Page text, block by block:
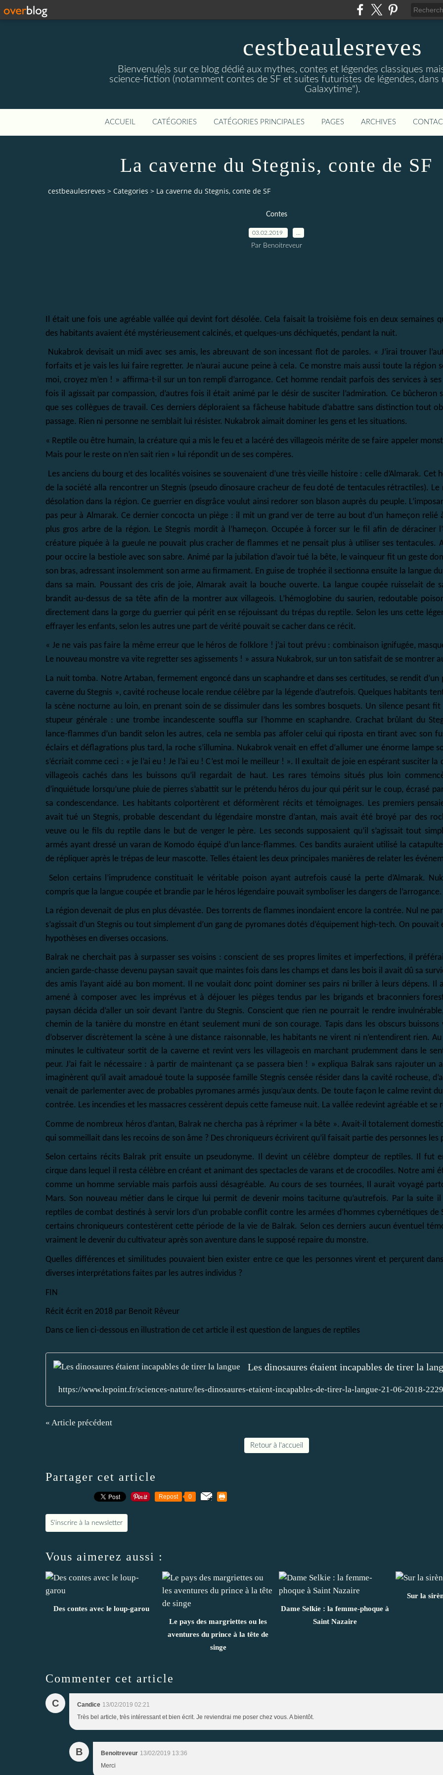
cestbeaulesreves
Bienvenu(e)s sur ce blog dédié aux mythes, contes et légendes classiques
science-fiction (notamment contes de SF et suites futuristes de légendes, dans
Galaxytime").
ACCUEIL CATÉGORIES CATÉGORIES PRINCIPALES PAGES ARCHIVES
La caverne du Stegnis, conte de SF
cestbeaulesreves > Categories > La caverne du Stegnis, conte de SF
Contes
03.02.2019
Par Benoitreveur
Il était une fois une agréable vallée qui devint fort désolée. Cela faisait la troisième fois en deux semaines
des habitants avaient été mystérieusement calcinés, et quelques-uns déchiquetés, pendant la nuit.
Nukabrok devisait un midi avec ses amis, les abreuvant de son incessant flot de paroles. « J’irai trouver
forfaits et je vais les lui faire regretter. Je n’aurai aucune peine à cela. Ce monstre mais aussi toute la région
moi, croyez m’en ! » affirma-t-il sur un ton rempli d’arrogance. Cet homme rendait parfois des services à
fois il agissait par compassion, d’autres fois il était animé par le désir de susciter l’admiration. Ce bûcheron
que ses collègues de travail. Ces derniers déploraient sa fâcheuse habitude d’abattre sans distinction tout
passage. Rien ni personne ne semblait lui résister. Nukabrok aimait dominer les gens et les situations.
« Reptile ou être humain, la créature qui a mis le feu et a lacéré des villageois mérite de se faire appeler
Mais pour le reste on n’en sait rien » lui répondit un de ses compères.
Les anciens du bourg et des localités voisines se souvenaient d’une très vieille histoire : celle d’Almarak. Cet
de la société alla rencontrer un Stegnis (pseudo dinosaure cracheur de feu doté de tentacules rétractiles). Le
désolation dans la région. Ce guerrier en disgrâce voulut ainsi redorer son blason auprès du peuple.
pas peur à Almarak. Ce dernier concocta un piège : il mit un grand ver de terre au bout d’un hameçon relié
plus gros arbre de la région. Le Stegnis mordit à l’hameçon. Occupée à forcer sur le fil afin de déraciner
créature piquée à la gueule ne pouvait plus cracher de flammes et ne pensait plus à utiliser ses tentacules.
pour occire la bestiole avec son sabre. Animé par la jubilation d’avoir tué la bête, le vainqueur fit un geste
son bras, adressant insolemment son arme au firmament. En guise de trophée il sectionna ensuite la langue
dans sa main. Poussant des cris de joie, Almarak avait la bouche ouverte. La langue coupée ruisselait de
brandit au-dessus de sa tête afin de la montrer aux villageois. L’hémoglobine du saurien, redoutable
directement dans la gorge du guerrier qui périt en se réjouissant du trépas du reptile. Selon les uns cette
effrayer les enfants, selon les autres une part de vérité pouvait se cacher dans ce récit.
« Je ne vais pas faire la même erreur que le héros de folklore ! j’ai tout prévu : combinaison ignifugée,
Le nouveau monstre va vite regretter ses agissements ! » assura Nukabrok, sur un ton satisfait de se montrer
La nuit tomba. Notre Artaban, fermement engoncé dans un scaphandre et dans ses certitudes, se rendit d’un
caverne du Stegnis », cavité rocheuse locale rendue célèbre par la légende d’autrefois. Quelques habitants
la scène nocturne au loin, en prenant soin de se dissimuler dans les sombres bosquets. Un silence pesant
stupeur générale : une trombe incandescente souffla sur l’homme en scaphandre. Crachat brûlant du
lance-flammes d’un bandit selon les autres, cela ne sembla pas affoler celui qui riposta en tirant avec son
éclairs et déflagrations plus tard, la roche s’illumina. Nukabrok venait en effet d‘allumer une énorme lampe
s’écriait comme ceci : « je l’ai eu ! Je l’ai eu ! C’est moi le meilleur ! ». Il exultait de joie en espérant susciter la
villageois cachés dans les buissons qu’il regardait de haut. Les rares témoins situés plus loin
d’inquiétude lorsqu’une pluie de pierres s’abattit sur le prétendu héros du jour qui périt sur le coup, écrasé
sa condescendance. Les habitants colportèrent et déformèrent récits et témoignages. Les premiers
avait tué un Stegnis, probable descendant du légendaire monstre d’antan, mais avait été broyé par des
veuve ou le fils du reptile dans le but de venger le père. Les seconds supposaient qu’il s’agissait tout
armés ayant dressé un varan de Komodo équipé d’un lance-flammes. Ces bandits auraient utilisé la
de répliquer après le trépas de leur mascotte. Telles étaient les deux principales manières de relater les
Selon certains l’imprudence constituait le véritable poison ayant autrefois causé la perte d’Almarak.
compris que la langue coupée et brandie par le héros légendaire pouvait symboliser les dangers de l’arrogance.
La région devenait de plus en plus dévastée. Des torrents de flammes inondaient encore la contrée. Nul ne
s’agissait d’un Stegnis ou tout simplement d’un gang de pyromanes dotés d’équipement high-tech. On pouvait
hypothèses en diverses occasions.
Balrak ne cherchait pas à surpasser ses voisins : conscient de ses propres limites et imperfections, il
ancien garde-chasse devenu paysan savait que maintes fois dans les champs et dans les bois il avait dû sa
des amis l’ayant aidé au bon moment. Il ne voulait donc point dominer ses pairs ni briller à leurs dépens. Il
amené à composer avec les imprévus et à déjouer les pièges tendus par les brigands et braconniers
paysan décida d’aller un soir devant l’antre du Stegnis. Conscient que rien ne pourrait le rendre
chemin de la tanière du monstre en étant seulement muni de son courage. Tapis dans les obscurs
d’observer discrètement la scène à une distance raisonnable, les habitants ne virent ni n’entendirent rien.
minutes le cultivateur sortit de la caverne et revint vers les villageois en marchant prudemment dans le
peur. J’ai fait le nécessaire : à partir de maintenant ça se passera bien ! » expliqua Balrak sans rajouter un
imaginèrent qu’il avait amadoué toute la supposée famille Stegnis censée résider dans la cavité rocheuse,
venait de parlementer avec de probables pyromanes armés jusqu’aux dents. De toute façon le calme revint
contrée. Les incendies et les massacres cessèrent depuis cette fameuse nuit. La vallée redevint agréable et se
Comme de nombreux héros d’antan, Balrak ne chercha pas à réprimer « la bête ». Avait-il totalement
qui sommeillait dans les recoins de son âme ? Des chroniqueurs écrivirent qu’il faisait partie des personnes les
Selon certains récits Balrak prit ensuite un pseudonyme. Il devint un célèbre dompteur de reptiles. Il fut
cirque dans lequel il resta célèbre en créant et animant des spectacles de varans et de crocodiles. Notre ami
comme un homme serviable mais parfois aussi désagréable. Au cours de ses tournées, Il aurait voyagé
Mars. Son nouveau métier dans le cirque lui permit de devenir moins taciturne qu’autrefois. Par la suite
reptiles de combat destinés à servir lors d’un probable conflit contre les armées d’hommes cybernétiques de
certains chroniqueurs contestèrent cette période de la vie de Balrak. Selon ces derniers aucun éventuel
vraiment le devenir du cultivateur après son aventure dans le supposé repaire du monstre.
Quelles différences et similitudes pouvaient bien exister entre ce que les personnes virent et perçurent
diverses interprétations faites par les autres individus ?
FIN
Récit écrit en 2018 par Benoit Rêveur
Dans ce lien ci-dessous en illustration de cet article il est question de langues de reptiles
Les dinosaures étaient incapables de tirer la
https://www.lepoint.fr/sciences-nature/les-dinosaures-etaient-incapables-de-tirer-la-langue-21-06-2018-
« Article précédent
Retour à l'accueil
Partager cet article
Repost 0
S'inscrire à la newsletter
Vous aimerez aussi :
Des contes avec le loup-garou
Le pays des margriettes ou les
aventures du prince à la tête de
singe
Dame Selkie : la femme-phoque à
Saint Nazaire
Sur la
Commenter cet article
C Candice 13/02/2019 02:21
Très bel article, très intéressant et bien écrit. Je reviendrai me poser chez vous. A bientôt.
B Benoitreveur 13/02/2019 13:36
Merci